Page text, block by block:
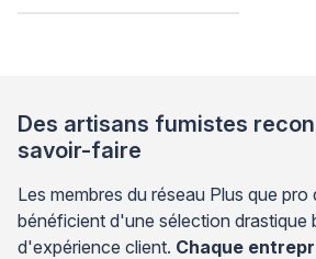
Des artisans fumistes
savoir-faire
Les membres du réseau Plus que pro
bénéficient d'une sélection drastique
d'expérience client. Chaque